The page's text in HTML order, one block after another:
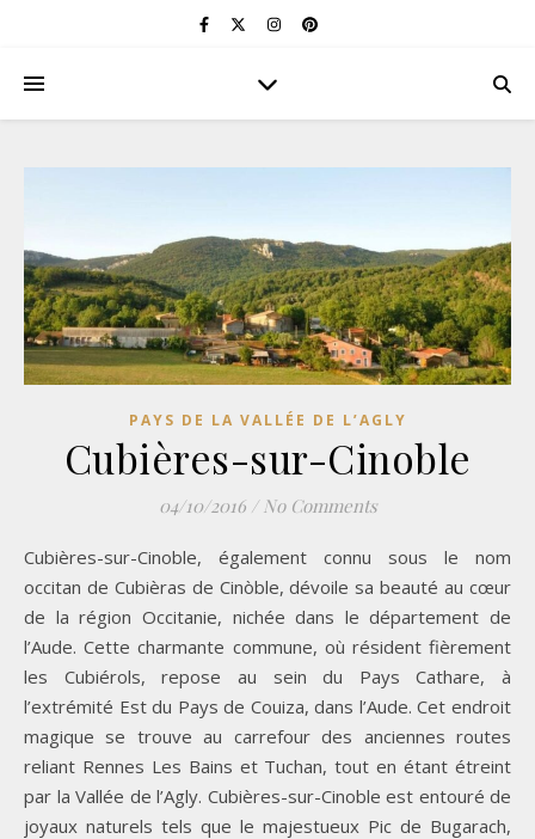
PAYS DE LA VALLÉE DE L’AGLY
Cubières-sur-Cinoble
04/10/2016 / No Comments
Cubières-sur-Cinoble, également connu sous le nom
occitan de Cubièras de Cinòble, dévoile sa beauté au cœur
de la région Occitanie, nichée dans le département de
l’Aude. Cette charmante commune, où résident fièrement
les Cubiérols, repose au sein du Pays Cathare, à
l’extrémité Est du Pays de Couiza, dans l’Aude. Cet endroit
magique se trouve au carrefour des anciennes routes
reliant Rennes Les Bains et Tuchan, tout en étant étreint
par la Vallée de l’Agly. Cubières-sur-Cinoble est entouré de
joyaux naturels tels que le majestueux Pic de Bugarach,